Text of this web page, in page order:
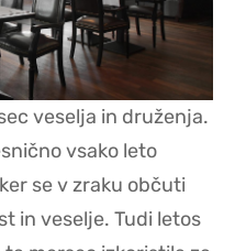
veselja in druženja.
vsako leto
se v zraku občuti
in veselje. Tudi letos